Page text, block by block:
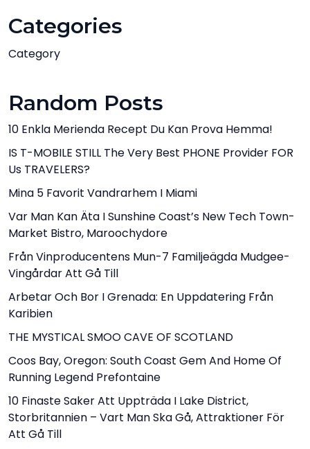
Categories
Category
Random Posts
10 Enkla Merienda Recept Du Kan Prova Hemma!
IS T-MOBILE STILL The Very Best PHONE Provider FOR
Us TRAVELERS?
Mina 5 Favorit Vandrarhem I Miami
Var Man Kan Äta I Sunshine Coast’s New Tech Town-
Market Bistro, Maroochydore
Från Vinproducentens Mun-7 Familjeägda Mudgee-
Vingårdar Att Gå Till
Arbetar Och Bor I Grenada: En Uppdatering Från
Karibien
THE MYSTICAL SMOO CAVE OF SCOTLAND
Coos Bay, Oregon: South Coast Gem And Home Of
Running Legend Prefontaine
10 Finaste Saker Att Uppträda I Lake District,
Storbritannien – Vart Man Ska Gå, Attraktioner För
Att Gå Till